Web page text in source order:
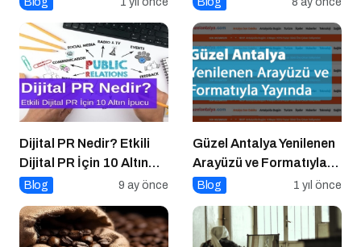
Dijital PR Nedir? Etkili
Dijital PR İçin 10 Altın
İpucu
Blog 9 ay önce
Güzel Antalya Yenilenen
Arayüzü ve Formatıyla
Yayında
Blog 1 yıl önce